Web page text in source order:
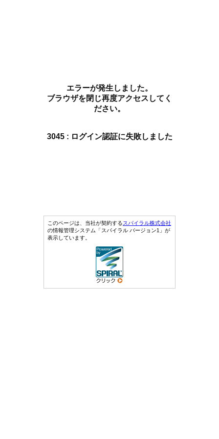
エラーが発生しました。
ブラウザを閉じ再度アクセスしてく
ださい。
3045 : ログイン認証に失敗しました
このページは、当社が契約するスパイラル株式会社
の情報管理システム「スパイラル バージョン1」が
表示しています。